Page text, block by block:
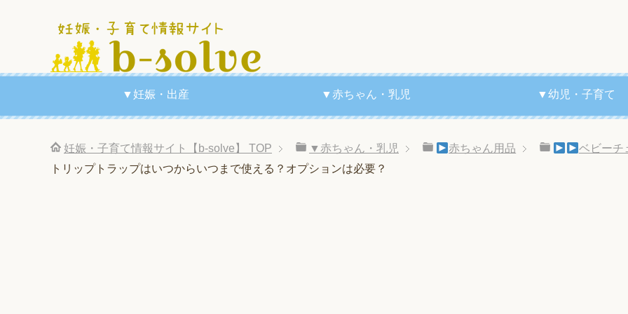
▼妊娠・出産 ▼赤ちゃん・乳児 ▼幼児・子育て
妊娠・子育て情報サイト【b-solve】 TOP ▼赤ちゃん・乳児 赤ちゃん用品
ベビーチ
トリップトラップはいつからいつまで使える？オプションは必要？